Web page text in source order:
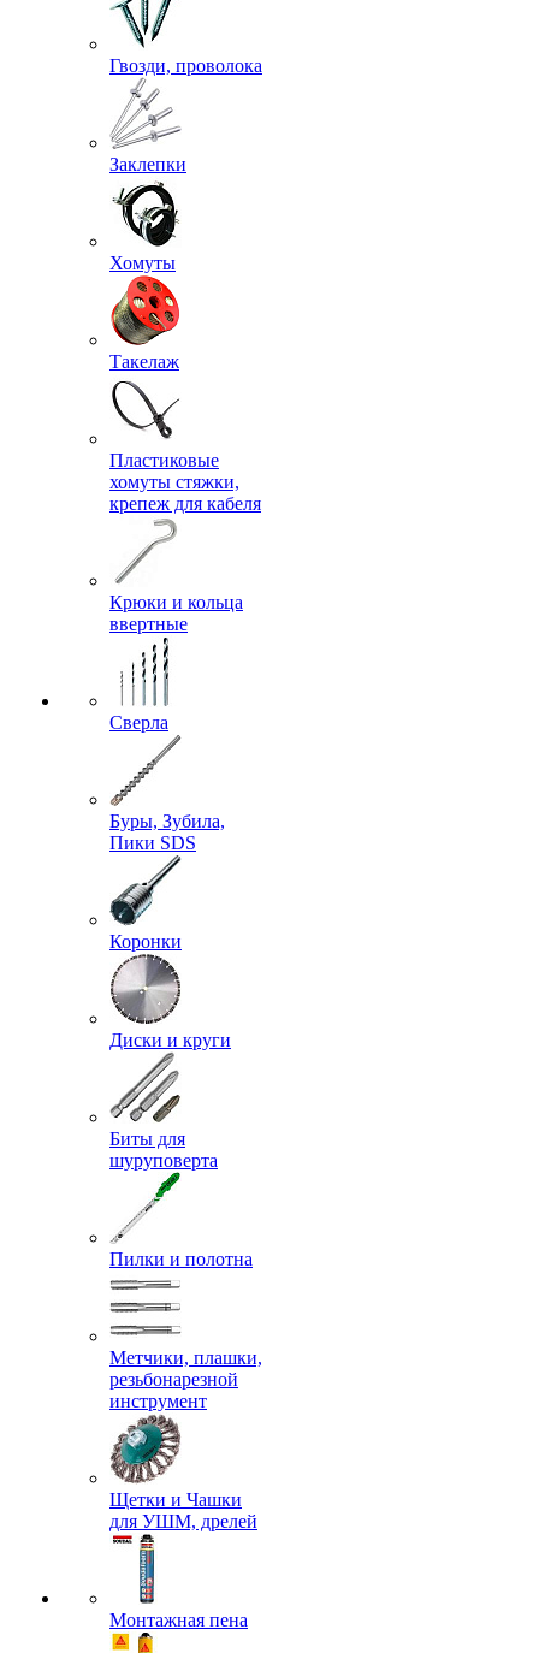
Гвозди, проволока
Заклепки
Хомуты
Такелаж
Пластиковые
хомуты стяжки,
крепеж для кабеля
Крюки и кольца
ввертные
Сверла
Буры, Зубила,
Пики SDS
Коронки
Диски и круги
Биты для
шуруповерта
Пилки и полотна
Метчики, плашки,
резьбонарезной
инструмент
Щетки и Чашки
для УШМ, дрелей
Монтажная пена